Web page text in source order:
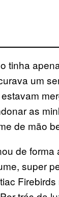
tinha
um
as
de mão
de
super